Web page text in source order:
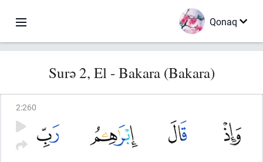
Qonaq
Surə 2, El - Bakara (Bakara)
2:260